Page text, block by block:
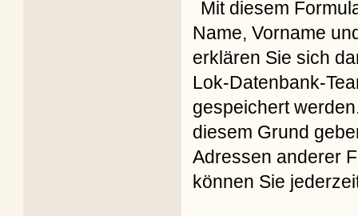
Mit diesem
Name, Vorname
erklären Sie sich
Lok-Datenbank-
gespeichert
diesem Grund
Adressen anderer
können Sie